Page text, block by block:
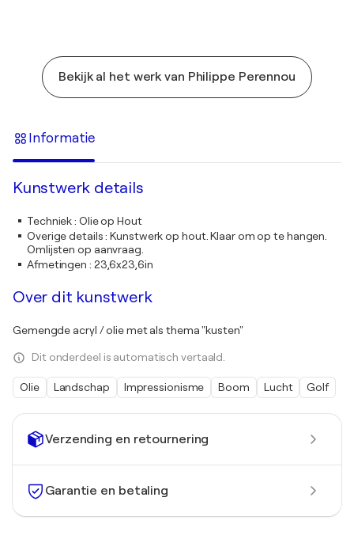
Verzending en retournering
Garantie en betaling
Bekijk al het werk van Philippe Perennou
Informatie
Kunstwerk details
Techniek: Olie op Hout
Overige details:Kunstwerk op hout. Klaar om op te hangen.
Omlijsten op aanvraag.
Afmetingen : 23,6x23,6in
Over dit kunstwerk
Gemengde acryl / olie met als thema "kusten"
Dit onderdeel is automatisch vertaald.
Olie Landschap Impressionisme Boom Lucht Golf